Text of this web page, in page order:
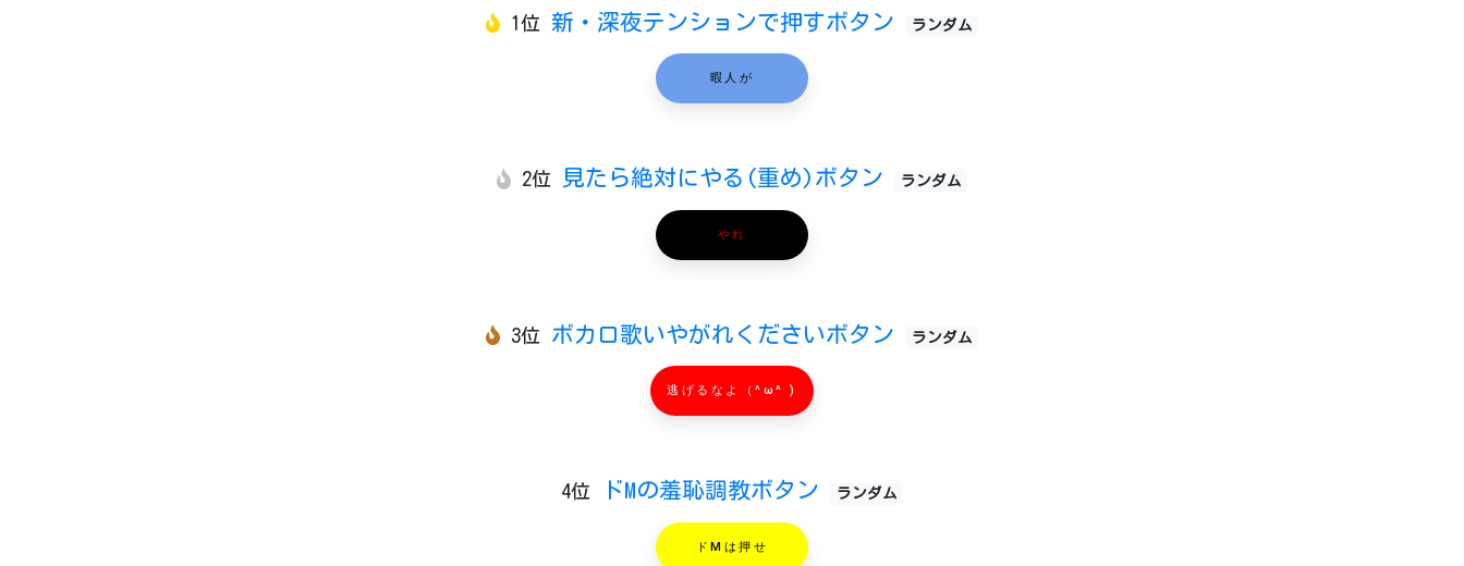
1位 新・深夜テンションで押すボタン ランダム
暇人が
2位 見たら絶対にやる(重め)ボタン ランダム
やれ
3位 ボカロ歌いやがれくださいボタン ランダム
逃げるなよ（^ω^ )
4位 ドMの羞恥調教ボタン ランダム
ドMは押せ